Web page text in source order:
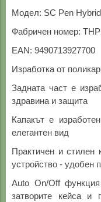
Модел: SC Pen
Фабричен номер:
EAN: 9490713927700
Изработка от
Задната част е
здравина и защита
Капакът е
елегантен вид
Практичен и стилен
устройство - удобен
Auto On/Off
затворите кейса и